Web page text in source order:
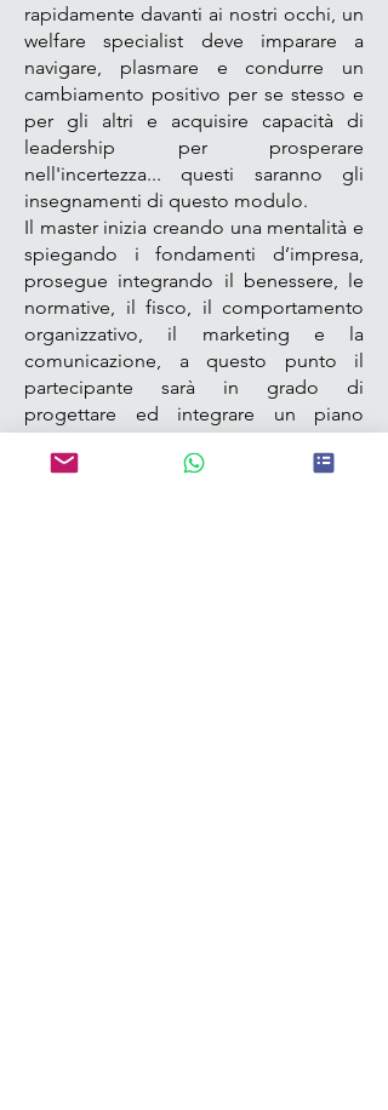
rapidamente davanti ai nostri occhi, un
welfare specialist deve imparare a
navigare, plasmare e condurre un
cambiamento positivo per se stesso e
per gli altri e acquisire capacità di
leadership per prosperare
nell'incertezza... questi saranno gli
insegnamenti di questo modulo.
Il master inizia creando una mentalità e
spiegando i fondamenti d’impresa,
prosegue integrando il benessere, le
normative, il fisco, il comportamento
organizzativo, il marketing e la
comunicazione, a questo punto il
partecipante sarà in grado di
progettare ed integrare un piano
welfare all’interno di un’organizzazione
pubblica o privata, con o senza fini di